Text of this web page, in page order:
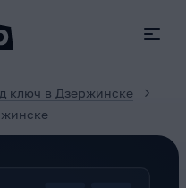
ключ в Дзержинске